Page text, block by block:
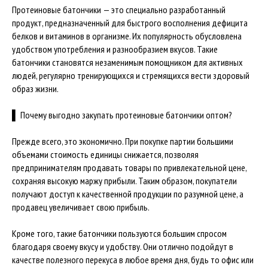
Протеиновые батончики — это специально разработанный
продукт, предназначенный для быстрого восполнения дефицита
белков и витаминов в организме. Их популярность обусловлена
удобством употребления и разнообразием вкусов. Такие
батончики становятся незаменимым помощником для активных
людей, регулярно тренирующихся и стремящихся вести здоровый
образ жизни.
▌ Почему выгодно закупать протеиновые батончики оптом?
Прежде всего, это экономично. При покупке партии большими
объемами стоимость единицы снижается, позволяя
предпринимателям продавать товары по привлекательной цене,
сохраняя высокую маржу прибыли. Таким образом, покупатели
получают доступ к качественной продукции по разумной цене, а
продавец увеличивает свою прибыль.
Кроме того, такие батончики пользуются большим спросом
благодаря своему вкусу и удобству. Они отлично подойдут в
качестве полезного перекуса в любое время дня, будь то офис или